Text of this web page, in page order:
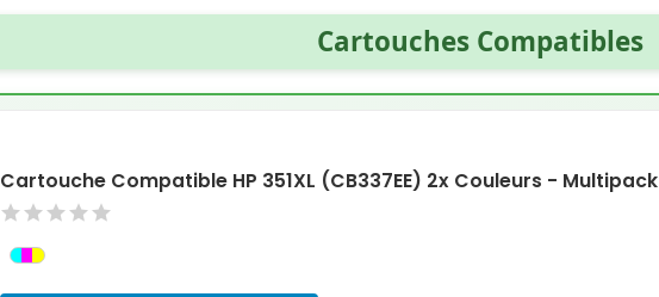
Cartouches Compatibles
Cartouche Compatible HP 351XL (CB337EE) 2x Couleurs - Multipack